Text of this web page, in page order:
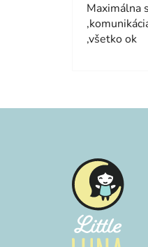
Maximálna
,všetko ok